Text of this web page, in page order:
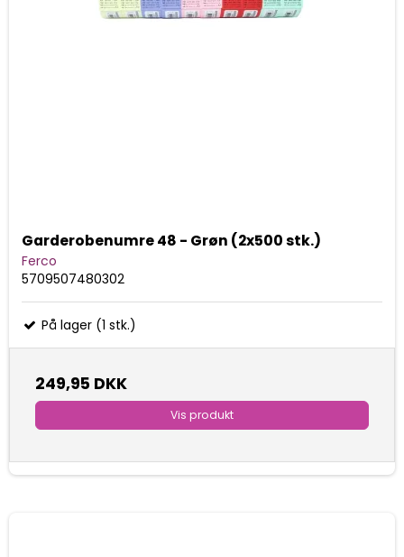
Garderobenumre 48 - Grøn (2x500 stk.)
Ferco
5709507480302
På lager (1 stk.)
249,95 DKK
Vis produkt